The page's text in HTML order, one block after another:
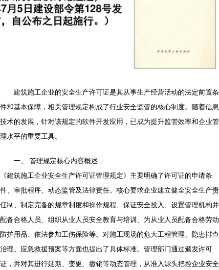
建筑施工企业的安全生产许可证是其从事生产经营活动的法定前置条
件和基本保障，相关管理规定构成了行业安全监管的核心制度。随着信息
技术的发展，针对该规定的软件开发应用，已成为提升监管效率和企业管
理水平的重要工具。
一、 管理规定核心内容概述
《建筑施工企业安全生产许可证管理规定》主要明确了许可证的申请条
件、审批程序、动态监管及法律责任。核心要求企业建立健全安全生产责
任制、制定完备的规章制度和操作规程、保证安全投入、设置管理机构并
配备合格人员、组织从业人员安全教育与培训、为从业人员配备合格劳动
防护用品、依法参加工伤保险等。对施工现场的危大工程管理、隐患排查
治理、应急救援预案等方面也提出了具体标准。管理部门通过颁发许可
证，并对其进行延期、变更、撤销等动态管理，从准入源头把控企业安全